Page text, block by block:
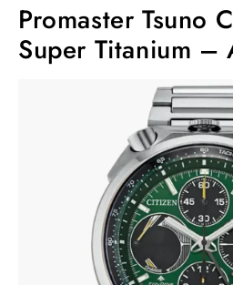
Promaster Tsuno
Super Titanium –